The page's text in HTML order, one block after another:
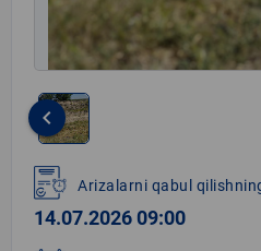
1
of
1
keyboard_arrow_left
Arizalarni qabul
14.07.2026 09:00